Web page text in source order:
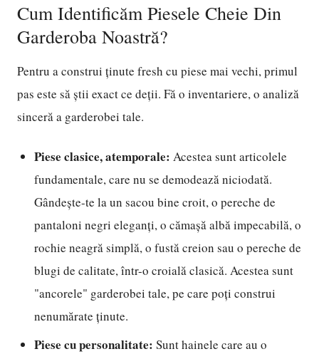
Cum Identificăm Piesele Cheie Din
Garderoba Noastră?
Pentru a construi ținute fresh cu piese mai vechi, primul
pas este să știi exact ce deții. Fă o inventariere, o analiză
sinceră a garderobei tale.
Piese clasice, atemporale: Acestea sunt articolele
fundamentale, care nu se demodează niciodată.
Gândește-te la un sacou bine croit, o pereche de
pantaloni negri eleganți, o cămașă albă impecabilă, o
rochie neagră simplă, o fustă creion sau o pereche de
blugi de calitate, într-o croială clasică. Acestea sunt
"ancorele" garderobei tale, pe care poți construi
nenumărate ținute.
Piese cu personalitate: Sunt hainele care au o